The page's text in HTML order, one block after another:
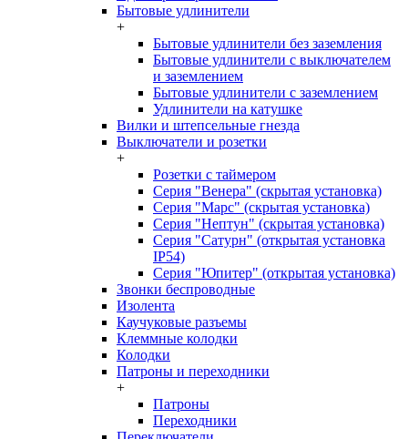
Бытовые удлинители
+
Бытовые удлинители без заземления
Бытовые удлинители с выключателем
и заземлением
Бытовые удлинители с заземлением
Удлинители на катушке
Вилки и штепсельные гнезда
Выключатели и розетки
+
Розетки с таймером
Серия "Венера" (скрытая установка)
Серия "Марс" (скрытая установка)
Серия "Нептун" (скрытая установка)
Серия "Сатурн" (открытая установка
IP54)
Серия "Юпитер" (открытая установка)
Звонки беспроводные
Изолента
Каучуковые разъемы
Клеммные колодки
Колодки
Патроны и переходники
+
Патроны
Переходники